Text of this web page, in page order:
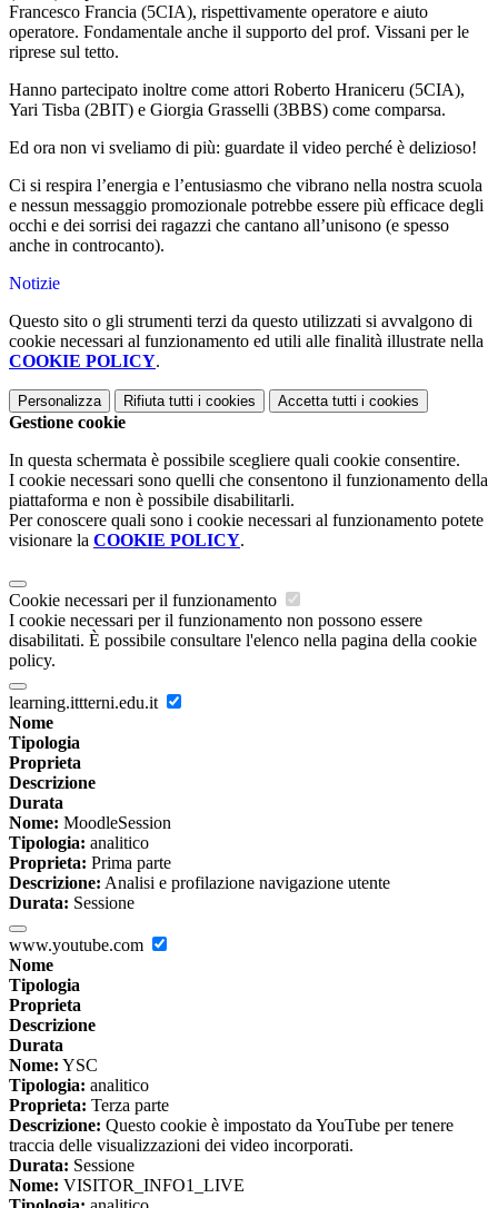
Francesco Francia (5CIA), rispettivamente operatore e aiuto
operatore. Fondamentale anche il supporto del prof. Vissani per le
riprese sul tetto.
Hanno partecipato inoltre come attori Roberto Hraniceru (5CIA),
Yari Tisba (2BIT) e Giorgia Grasselli (3BBS) come comparsa.
Ed ora non vi sveliamo di più: guardate il video perché è delizioso!
Ci si respira l’energia e l’entusiasmo che vibrano nella nostra scuola
e nessun messaggio promozionale potrebbe essere più efficace degli
occhi e dei sorrisi dei ragazzi che cantano all’unisono (e spesso
anche in controcanto).
Notizie
Questo sito o gli strumenti terzi da questo utilizzati si avvalgono di
cookie necessari al funzionamento ed utili alle finalità illustrate nella
COOKIE POLICY.
Personalizza Rifiuta tutti i cookies Accetta tutti i cookies
Gestione cookie
In questa schermata è possibile scegliere quali cookie consentire.
I cookie necessari sono quelli che consentono il funzionamento della
piattaforma e non è possibile disabilitarli.
Per conoscere quali sono i cookie necessari al funzionamento potete
visionare la COOKIE POLICY.
Cookie necessari per il funzionamento
I cookie necessari per il funzionamento non possono essere
disabilitati. È possibile consultare l'elenco nella pagina della cookie
policy.
learning.ittterni.edu.it
Nome
Tipologia
Proprieta
Descrizione
Durata
Nome: MoodleSession
Tipologia: analitico
Proprieta: Prima parte
Descrizione: Analisi e profilazione navigazione utente
Durata: Sessione
www.youtube.com
Nome
Tipologia
Proprieta
Descrizione
Durata
Nome: YSC
Tipologia: analitico
Proprieta: Terza parte
Descrizione: Questo cookie è impostato da YouTube per tenere
traccia delle visualizzazioni dei video incorporati.
Durata: Sessione
Nome: VISITOR_INFO1_LIVE